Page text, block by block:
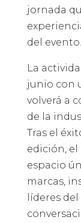
jornada
del evento.
La
junio con
volverá a
de la
Tras el
edición,
espacio
marcas,
líderes